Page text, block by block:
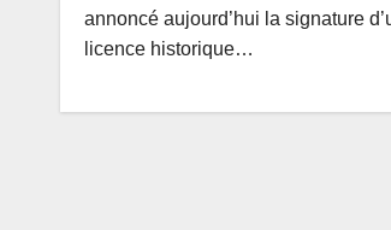
annoncé aujourd’hui la signature
licence historique…